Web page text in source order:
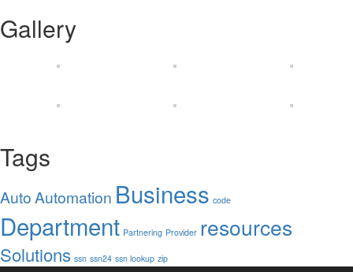
Gallery
Tags
AutoAutomation Business code
Department Partnering Provider resources
Solutions ssn ssn24 ssn lookup zip